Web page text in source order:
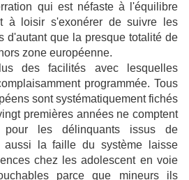
qui est néfaste à l'équilibre
à loisir s'exonérer de suivre les
d'autant que la presque totalité de
zone européenne.
des facilités avec lesquelles
programmée. Tous
sont systématiquement fichés
premières années ne comptent
pour les délinquants issus de
aussi la faille du système laisse
chez les adolescent en voie
parce que mineurs ils